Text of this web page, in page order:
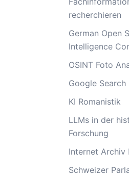
recherchieren
German Open
Intelligence
OSINT Foto
Google Search
KI Romanistik
LLMs in der
Forschung
Internet Archiv
Schweizer